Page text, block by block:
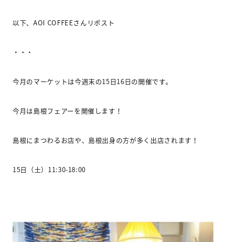
以下、 AOI COFFEEさんリポスト
・・・
今月のマーケットは今週末の15日16日の開催です。
今月は島根フェアーを開催します！
島根にまつわるお店や、島根出身の方が多く出店されます！
15日（土） 11:30-18:00